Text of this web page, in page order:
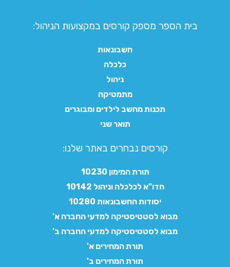
בית הספר מספק קורסים במקצועות הניהול:
חשבונאות
כלכלה
ניהול
מתמטיקה
תכנות מחשב לילדים ומבוגרים
תואר שני
קורסים נבחרים באתר שלנו:​
תורת המימון 10230
חדו"א לכלכלה וניהול 10142
יסודות החשבונאות 10280
מבוא לסטטיסטיקה למדעי החברה א'
מבוא לסטטיסטיקה למדעי החברה ב'
תורת המחירים א'
תורת המחירים ב'